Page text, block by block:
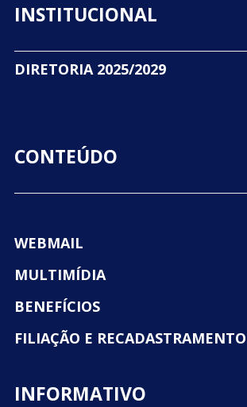
INSTITUCIONAL
DIRETORIA 2025/2029
CONTEÚDO
WEBMAIL
MULTIMÍDIA
BENEFÍCIOS
FILIAÇÃO E RECADASTRAMENTO
INFORMATIVO